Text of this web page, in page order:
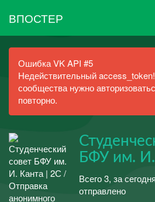
ВПОСТЕР
Ошибка VK API #5
Недействительный
сообщества нужно
повторно.
БФУ им.
Всего 3, за
отправлено